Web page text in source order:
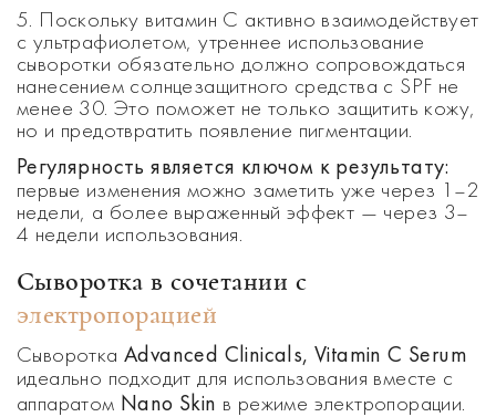
5. Поскольку витамин C активно взаимодействует
с ультрафиолетом, утреннее использование
сыворотки обязательно должно сопровождаться
нанесением солнцезащитного средства с SPF не
менее 30. Это поможет не только защитить кожу,
но и предотвратить появление пигментации.
Регулярность является ключом к результату:
первые изменения можно заметить уже через 1–2
недели, а более выраженный эффект — через 3–
4 недели использования.
Сыворотка в сочетании с
электропорацией
Сыворотка Advanced Clinicals, Vitamin C Serum
идеально подходит для использования вместе с
аппаратом Nano Skin в режиме электропорации.